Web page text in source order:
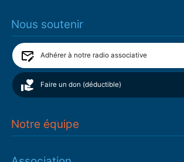
Nous soutenir
Adhérer à notre radio associative
Faire un don (déductible)
Notre équipe